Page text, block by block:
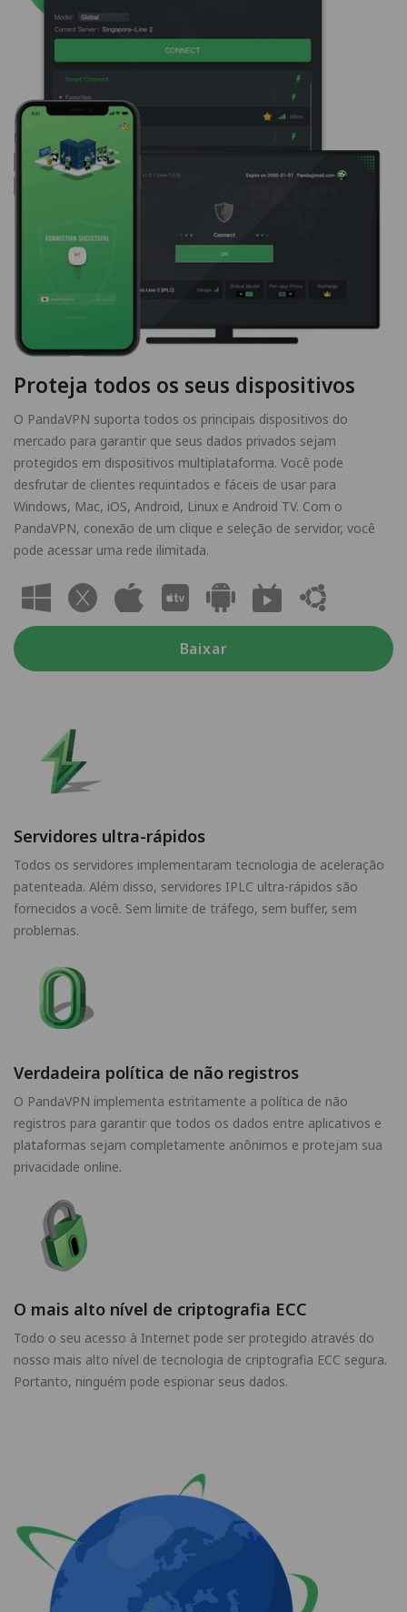
Proteja todos os seus dispositivos
O PandaVPN suporta todos os principais dispositivos do
mercado para garantir que seus dados privados sejam
protegidos em dispositivos multiplataforma. Você pode
desfrutar de clientes requintados e fáceis de usar para
Windows, Mac, iOS, Android, Linux e Android TV. Com o
PandaVPN, conexão de um clique e seleção de servidor, você
pode acessar uma rede ilimitada.
Baixar
Servidores ultra-rápidos
Todos os servidores implementaram tecnologia de aceleração
patenteada. Além disso, servidores IPLC ultra-rápidos são
fornecidos a você. Sem limite de tráfego, sem buffer, sem
problemas.
Verdadeira política de não registros
O PandaVPN implementa estritamente a política de não
registros para garantir que todos os dados entre aplicativos e
plataformas sejam completamente anônimos e protejam sua
privacidade online.
O mais alto nível de criptografia ECC
Todo o seu acesso à Internet pode ser protegido através do
nosso mais alto nível de tecnologia de criptografia ECC segura.
Portanto, ninguém pode espionar seus dados.